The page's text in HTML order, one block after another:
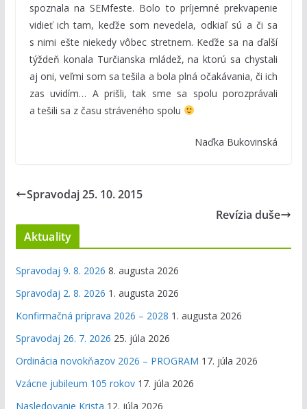
spoznala na SEMfeste. Bolo to príjemné prekvapenie
vidieť ich tam, keďže som nevedela, odkiaľ sú a či sa
s nimi ešte niekedy vôbec stretnem. Keďže sa na ďalší
týždeň konala Turčianska mládež, na ktorú sa chystali
aj oni, veľmi som sa tešila a bola plná očakávania, či ich
zas uvidím… A prišli, tak sme sa spolu porozprávali
a tešili sa z času stráveného spolu
Naďka Bukovinská
Spravodaj 25. 10. 2015
Revízia duše
Aktuality
Spravodaj 9. 8. 2026 8. augusta 2026
Spravodaj 2. 8. 2026 1. augusta 2026
Konfirmačná príprava 2026 – 2028 1. augusta 2026
Spravodaj 26. 7. 2026 25. júla 2026
Ordinácia novokňazov 2026 – PROGRAM 17. júla 2026
Vzácne jubileum 105 rokov 17. júla 2026
Nasledovanie Krista 12. júla 2026